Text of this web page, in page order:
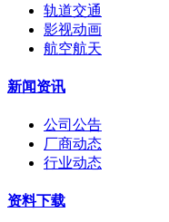
轨道交通
影视动画
航空航天
新闻资讯
公司公告
厂商动态
行业动态
资料下载